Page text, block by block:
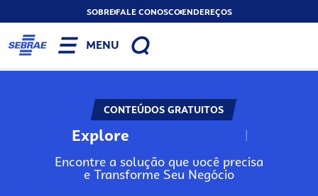
SOBREFALE CONOSCOENDEREÇOS
MENU
CONTEÚDOS GRATUITOS
Explore N
Encontre a solução que você precisa
e Transforme Seu Negócio